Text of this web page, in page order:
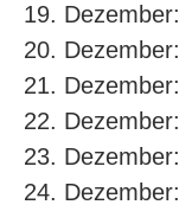
19. Dezember:
20. Dezember:
21. Dezember:
22. Dezember:
23. Dezember:
24. Dezember: